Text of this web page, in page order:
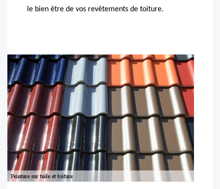
le bien être de vos revêtements de toiture.